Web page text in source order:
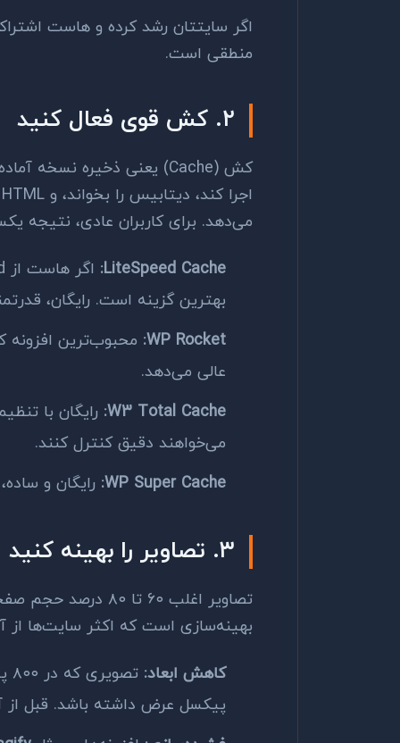
منطقی است.
۲. کش قوی فعال کنید
می‌دهد. برای کاربران عادی، نتیجه
LiteSpeed Cache:
بهترین گزینه است. رایگان،
WP Rocket: محبوب‌ترین
عالی می‌دهد.
W3 Total Cache: رایگان با
می‌خواهند دقیق کنترل کنند.
WP Super Cache: رایگان و
۳. تصاویر را بهینه کنید
تصاویر اغلب ۶۰
بهینه‌سازی است که اکثر سایت‌ها از
کاهش ابعاد:
پیکسل عرض داشته باشد. قبل از